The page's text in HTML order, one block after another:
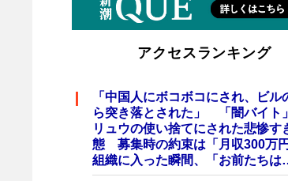
アクセスランキング
「中国人にボコボコにされ、ビル
ら突き落とされた」 「闇バイ
リュウの使い捨てにされた悲惨す
態 募集時の約束は「月収300万円
組織に入った瞬間、「お前たちは